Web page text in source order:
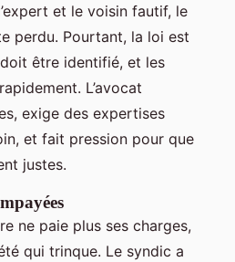
et le voisin fautif, le
perdu. Pourtant, la loi est
être identifié, et les
L’avocat
exige des expertises
et fait pression pour que
justes.
ne paie plus ses charges,
qui trinque. Le syndic a